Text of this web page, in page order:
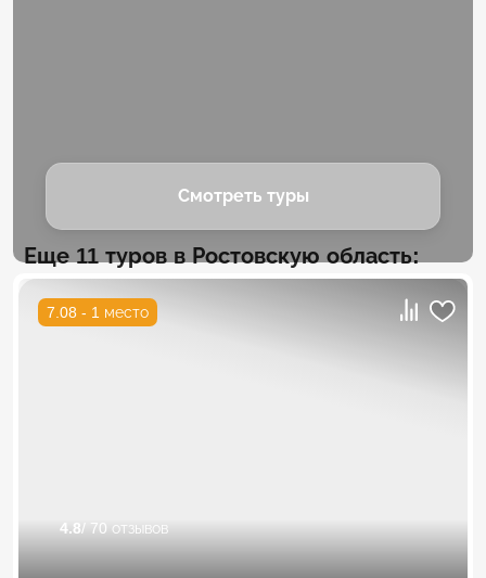
Смотреть туры
Еще 11 туров в Ростовскую область:
7.08 - 1 место
4.8/ 70 отзывов